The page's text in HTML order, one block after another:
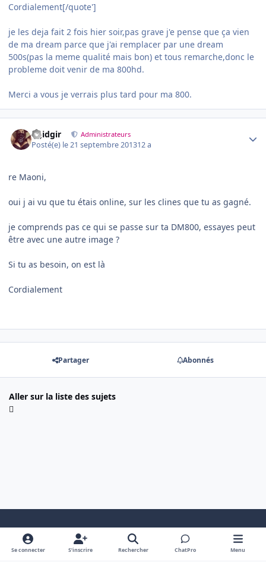
Cordialement[/quote']
je les deja fait 2 fois hier soir,pas grave j'e pense que ça vien
de ma dream parce que j'ai remplacer par une dream
500s(pas la meme qualité mais bon) et tous remarche,donc le
probleme doit venir de ma 800hd.
Merci a vous je verrais plus tard pour ma 800.
dgidgir Administrateurs
Posté(e) le 21 septembre 201312 a
re Maoni,
oui j ai vu que tu étais online, sur les clines que tu as gagné.
je comprends pas ce qui se passe sur ta DM800, essayes peut
être avec une autre image ?
Si tu as besoin, on est là
Cordialement
Partager Abonnés
Aller sur la liste des sujets
Mode clairDark ModeSystem Preference
Se connecter S’inscrire Rechercher ChatPro Menu